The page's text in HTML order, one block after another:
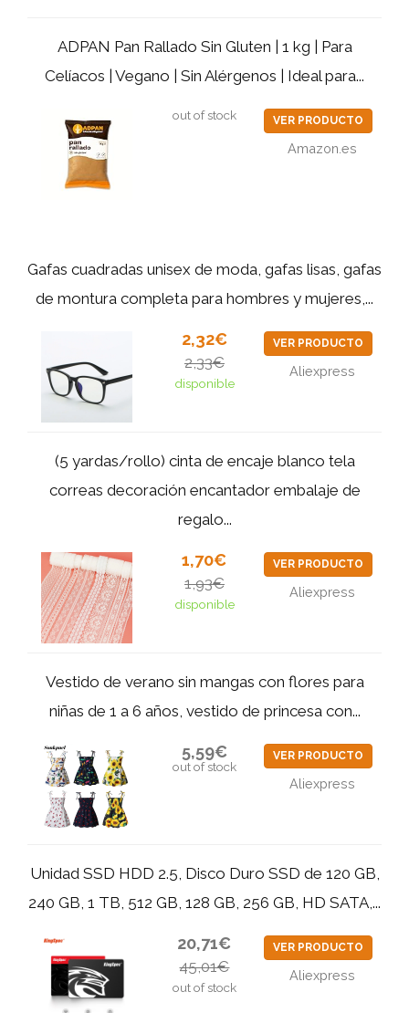
ADPAN Pan Rallado Sin Gluten | 1 kg | Para
Celíacos | Vegano | Sin Alérgenos | Ideal para...
out of stock VER PRODUCTO
Amazon.es
Gafas cuadradas unisex de moda, gafas lisas, gafas
de montura completa para hombres y mujeres,...
2,32€
2,33€
disponible
VER PRODUCTO
Aliexpress
(5 yardas/rollo) cinta de encaje blanco tela
correas decoración encantador embalaje de
regalo...
1,70€
1,93€
disponible
VER PRODUCTO
Aliexpress
Vestido de verano sin mangas con flores para
niñas de 1 a 6 años, vestido de princesa con...
5,59€
out of stock
VER PRODUCTO
Aliexpress
Unidad SSD HDD 2.5, Disco Duro SSD de 120 GB,
240 GB, 1 TB, 512 GB, 128 GB, 256 GB, HD SATA,...
20,71€
45,01€
out of stock
VER PRODUCTO
Aliexpress